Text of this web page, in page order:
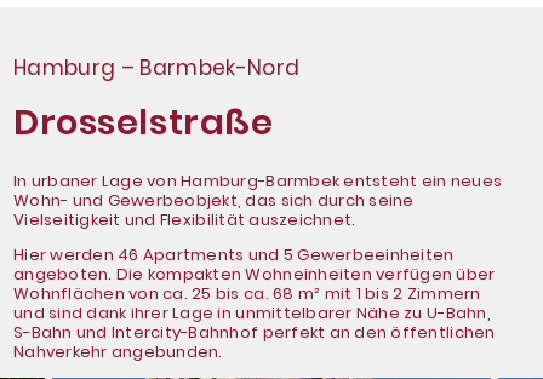
Hamburg – Barmbek-Nord
Drosselstraße
In urbaner Lage von Hamburg-Barmbek entsteht ein neues
Wohn- und Gewerbeobjekt, das sich durch seine
Vielseitigkeit und Flexibilität auszeichnet.
Hier werden 46 Apartments und 5 Gewerbeeinheiten
angeboten. Die kompakten Wohneinheiten verfügen über
Wohnflächen von ca. 25 bis ca. 68 m² mit 1 bis 2 Zimmern
und sind dank ihrer Lage in unmittelbarer Nähe zu U-Bahn,
S-Bahn und Intercity-Bahnhof perfekt an den öffentlichen
Nahverkehr angebunden.